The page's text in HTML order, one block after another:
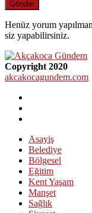
Henüz yorum
siz yapabilirsiniz.
Copyright 2020
akcakocagundem.com
Asayiş
Belediye
Bölgesel
Eğitim
Kent Yaşam
Manşet
Sağlık